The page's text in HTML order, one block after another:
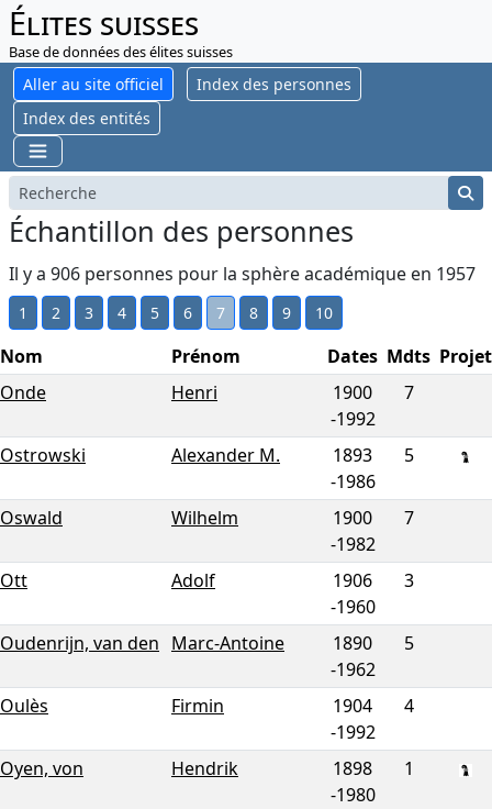
Élites suisses
Base de données des élites suisses
Aller au site officiel
Index des personnes
Index des entités
Échantillon des personnes
Il y a 906 personnes pour la sphère académique en 1957
1 2 3 4 5 6 7 8 9 10
Nom Prénom Dates Mdts Projet
Onde
Henri
1900
-1992
7
Ostrowski Alexander M.
1893
-1986
5
Oswald Wilhelm
1900
-1982
7
Ott Adolf
1906
-1960
3
Oudenrijn, van den Marc-Antoine
1890
-1962
5
Oulès Firmin
1904
-1992
4
Oyen, von Hendrik
1898
-1980
1